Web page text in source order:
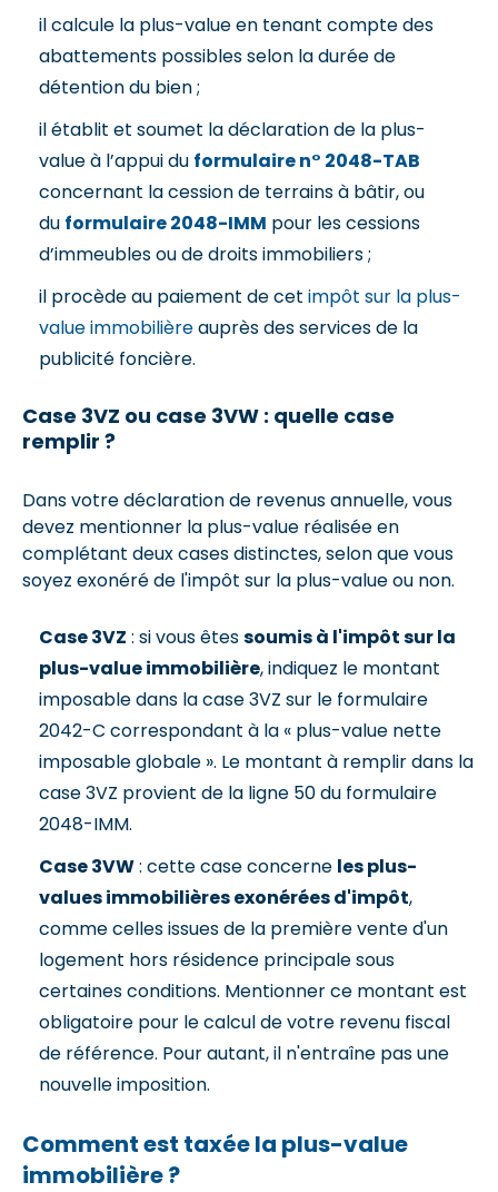
il calcule la plus-value en tenant compte des
abattements possibles selon la durée de
détention du bien ;
il établit et soumet la déclaration de la plus-
value à l’appui du formulaire n° 2048-TAB
concernant la cession de terrains à bâtir, ou
du formulaire 2048-IMM pour les cessions
d’immeubles ou de droits immobiliers ;
il procède au paiement de cet impôt sur la plus-
value immobilièreauprès des services de la
publicité foncière.
Case 3VZ ou case 3VW : quelle case
remplir ?
Dans votre déclaration de revenus annuelle, vous
devez mentionner la plus-value réalisée en
complétant deux cases distinctes, selon que vous
soyez exonéré de l'impôt sur la plus-value ou non.
Case 3VZ : si vous êtessoumis à l'impôt sur la
plus-value immobilière, indiquez le montant
imposable dans la case 3VZ sur le formulaire
2042-C correspondant à la « plus-value nette
imposable globale ». Le montant à remplir dans la
case 3VZ provient de la ligne 50 du formulaire
2048-IMM.
Case 3VW: cette case concerne les plus-
values immobilières exonérées d'impôt,
comme celles issues de la première vente d'un
logement hors résidence principale sous
certaines conditions. Mentionner ce montant est
obligatoire pour le calcul de votre revenu fiscal
de référence. Pour autant, il n'entraîne pas une
nouvelle imposition.
Comment est taxée la plus-value
immobilière ?